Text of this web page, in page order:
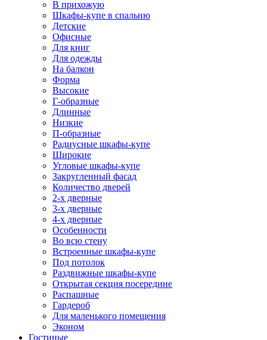
В прихожую
Шкафы-купе в спальню
Детские
Офисные
Для книг
Для одежды
На балкон
Форма
Высокие
Г-образные
Длинные
Низкие
П-образные
Радиусные шкафы-купе
Широкие
Угловые шкафы-купе
Закругленный фасад
Количество дверей
2-х дверные
3-х дверные
4-х дверные
Особенности
Во всю стену
Встроенные шкафы-купе
Под потолок
Раздвижные шкафы-купе
Открытая секция посередине
Распашные
Гардероб
Для маленького помещения
Эконом
Гостиные